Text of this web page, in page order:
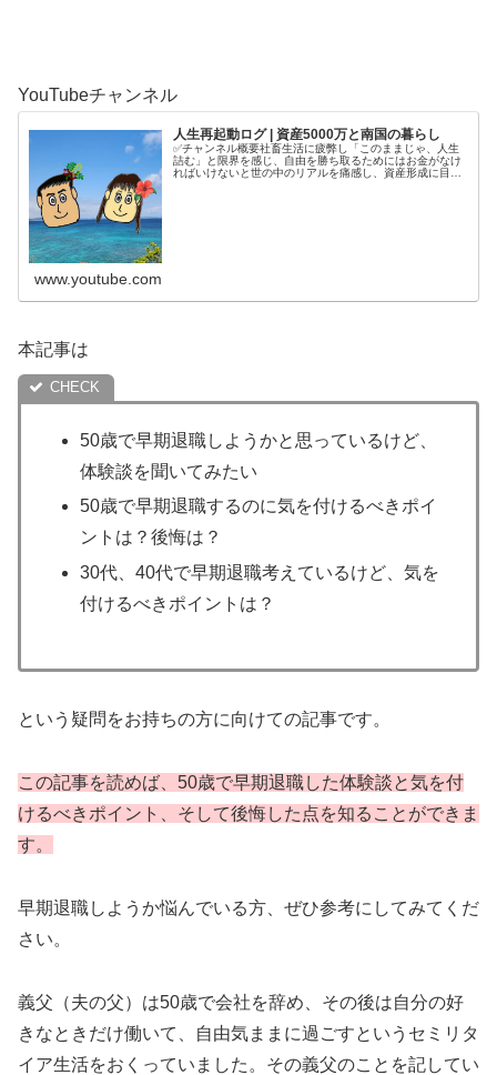
YouTubeチャンネル
人生再起動ログ | 資産5000万と南国の暮らし
✅チャンネル概要社畜生活に疲弊し「このままじゃ、人生
詰む」と限界を感じ、自由を勝ち取るためにはお金がなけ
ればいけないと世の中のリアルを痛感し、資産形成に目覚
www.youtube.com
本記事は
50歳で早期退職しようかと思っているけど、
体験談を聞いてみたい
50歳で早期退職するのに気を付けるべきポイ
ントは？後悔は？
30代、40代で早期退職考えているけど、気を
付けるべきポイントは？
という疑問をお持ちの方に向けての記事です。
この記事を読めば、50歳で早期退職した体験談と気を付
けるべきポイント、そして後悔した点を知ることができま
す。
早期退職しようか悩んでいる方、ぜひ参考にしてみてくだ
さい。
義父（夫の父）は50歳で会社を辞め、その後は自分の好
きなときだけ働いて、自由気ままに過ごすというセミリタ
イア生活をおくっていました。その義父のことを記してい